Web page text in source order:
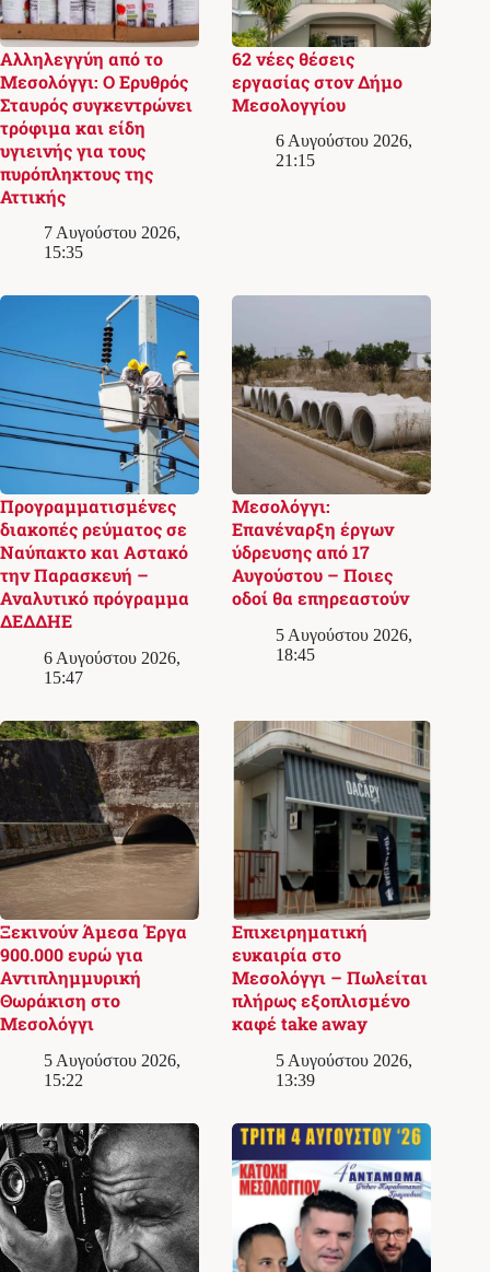
Αλληλεγγύη από το
Μεσολόγγι: Ο Ερυθρός
Σταυρός συγκεντρώνει
τρόφιμα και είδη
υγιεινής για τους
πυρόπληκτους της
Αττικής
7 Αυγούστου 2026,
15:35
62 νέες θέσεις
εργασίας στον Δήμο
Μεσολογγίου
6 Αυγούστου 2026,
21:15
Προγραμματισμένες
διακοπές ρεύματος σε
Ναύπακτο και Αστακό
την Παρασκευή –
Αναλυτικό πρόγραμμα
ΔΕΔΔΗΕ
6 Αυγούστου 2026,
15:47
Μεσολόγγι:
Επανέναρξη έργων
ύδρευσης από 17
Αυγούστου – Ποιες
οδοί θα επηρεαστούν
5 Αυγούστου 2026,
18:45
Ξεκινούν Άμεσα Έργα
900.000 ευρώ για
Αντιπλημμυρική
Θωράκιση στο
Μεσολόγγι
5 Αυγούστου 2026,
15:22
Επιχειρηματική
ευκαιρία στο
Μεσολόγγι – Πωλείται
πλήρως εξοπλισμένο
καφέ take away
5 Αυγούστου 2026,
13:39